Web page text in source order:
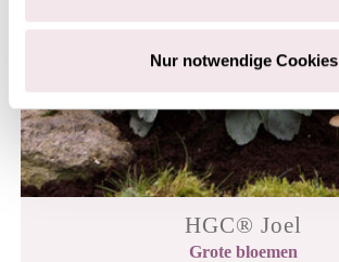
Nur notwendige Cookies
HGC® Joel
Grote bloemen